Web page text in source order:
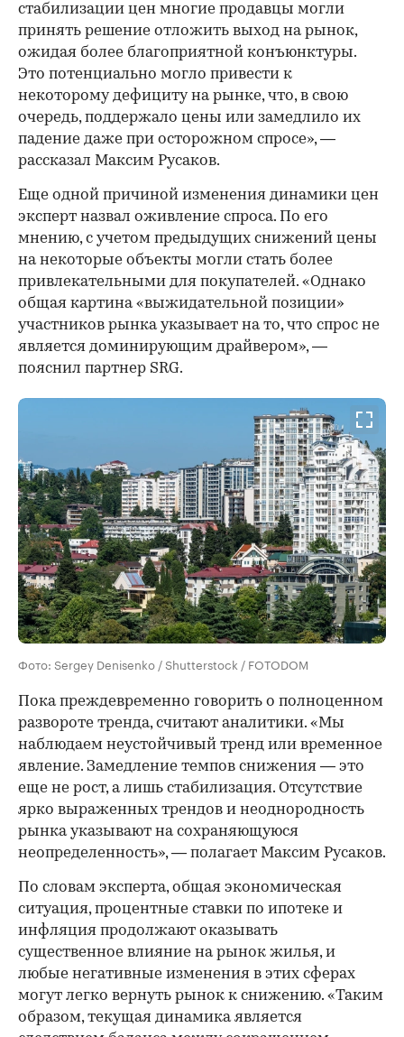
стабилизации цен многие продавцы могли
принять решение отложить выход на рынок,
ожидая более благоприятной конъюнктуры.
Это потенциально могло привести к
некоторому дефициту на рынке, что, в свою
очередь, поддержало цены или замедлило их
падение даже при осторожном спросе», —
рассказал Максим Русаков.
Еще одной причиной изменения динамики цен
эксперт назвал оживление спроса. По его
мнению, с учетом предыдущих снижений цены
на некоторые объекты могли стать более
привлекательными для покупателей. «Однако
общая картина «выжидательной позиции»
участников рынка указывает на то, что спрос не
является доминирующим драйвером», —
пояснил партнер SRG.
Фото: Sergey Denisenko / Shutterstock / FOTODOM
Пока преждевременно говорить о полноценном
развороте тренда, считают аналитики. «Мы
наблюдаем неустойчивый тренд или временное
явление. Замедление темпов снижения — это
еще не рост, а лишь стабилизация. Отсутствие
ярко выраженных трендов и неоднородность
рынка указывают на сохраняющуюся
неопределенность», — полагает Максим Русаков.
По словам эксперта, общая экономическая
ситуация, процентные ставки по ипотеке и
инфляция продолжают оказывать
существенное влияние на рынок жилья, и
любые негативные изменения в этих сферах
могут легко вернуть рынок к снижению. «Таким
образом, текущая динамика является